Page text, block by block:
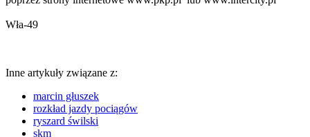
Wła-49
Inne artykuły związane z:
marcin głuszek
rozkład jazdy pociągów
ryszard świlski
skm